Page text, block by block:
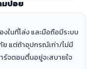
มบ่อย
งในที่โล่ง และมือถือมีระบบ
แต่ถ้าอุปกรณ์เก่า/ไม่มี
ร์จตอนตื่นอยู่จะสบายใจ